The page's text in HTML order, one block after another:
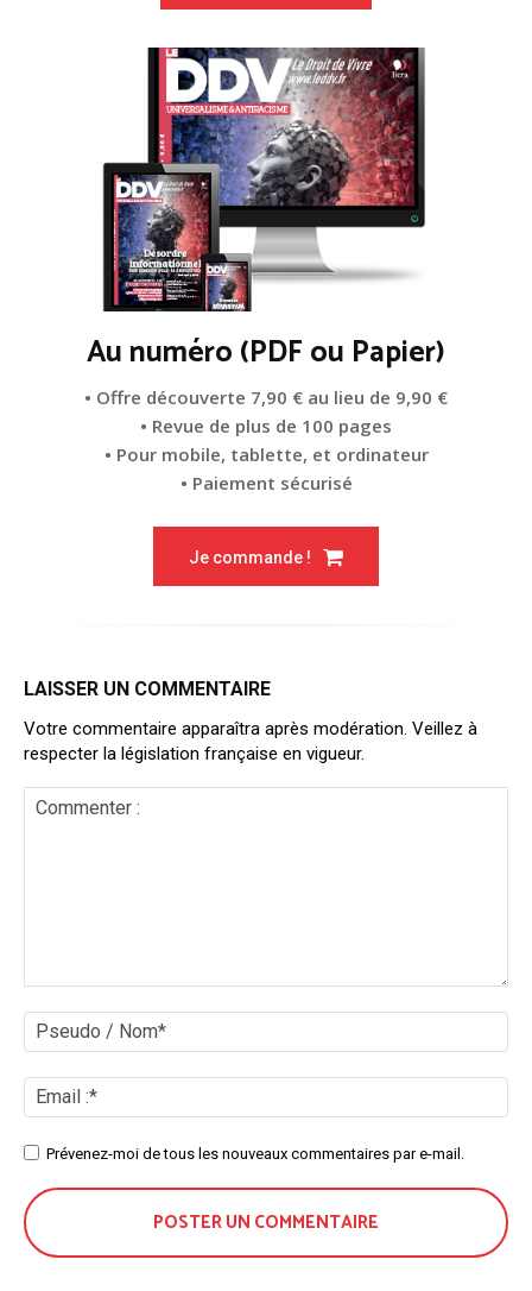
Au numéro (PDF ou Papier)
• Offre découverte 7,90 € au lieu de 9,90 €
• Revue de plus de 100 pages
• Pour mobile, tablette, et ordinateur
• Paiement sécurisé
Je commande !
LAISSER UN COMMENTAIRE
Votre commentaire apparaîtra après modération. Veillez à
respecter la législation française en vigueur.
/
:*
SitePrévenez-moi de tous les nouveaux commentaires par e-mail.